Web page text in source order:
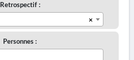
Retrospectif :
×
Personnes :